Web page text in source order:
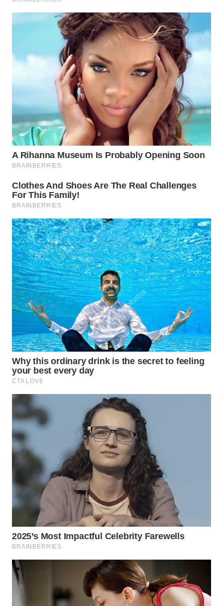
WN
WN
BINTAN
WN
MANDALIKA
WN
WN
WN
BORNEO
Wahana
Media
Group
WAHANA
NEWS
WAHANA
TANI
WAHANA
ADVOKAT
WAHANA
INFRASTRUKTUR
KONSUMEN
WAHANA
LISTRIK
WAHANA
TRAVEL
WAHANA